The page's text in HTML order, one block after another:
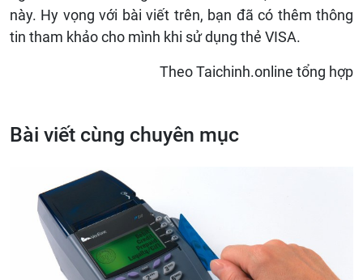
này. Hy vọng với bài viết trên, bạn đã có thêm thông
tin tham khảo cho mình khi sử dụng thẻ VISA.
Theo Taichinh.online tổng hợp
Bài viết cùng chuyên mục